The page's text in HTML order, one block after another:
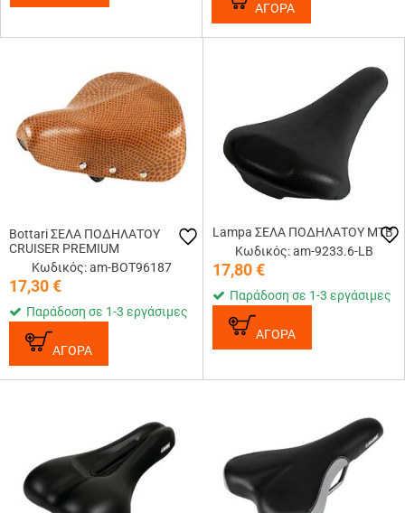
ΑΓΟΡΑ
Bottari ΣΕΛΑ ΠΟΔΗΛΑΤΟΥ
CRUISER PREMIUM
Κωδικός: am-ΒΟΤ96187
17,30€
Παράδοση σε 1-3 εργάσιμες
ΑΓΟΡΑ
Lampa ΣΕΛΑ ΠΟΔΗΛΑΤΟΥ MTB
Κωδικός: am-9233.6-LB
17,80€
Παράδοση σε 1-3 εργάσιμες
ΑΓΟΡΑ